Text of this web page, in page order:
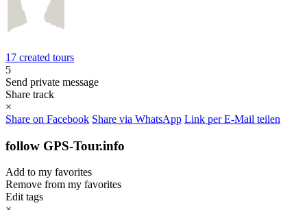
17 created tours
5
Send private message
Share track
×
Share on Facebook Share via WhatsApp Link per E-Mail teilen
follow GPS-Tour.info
Add to my favorites
Remove from my favorites
Edit tags